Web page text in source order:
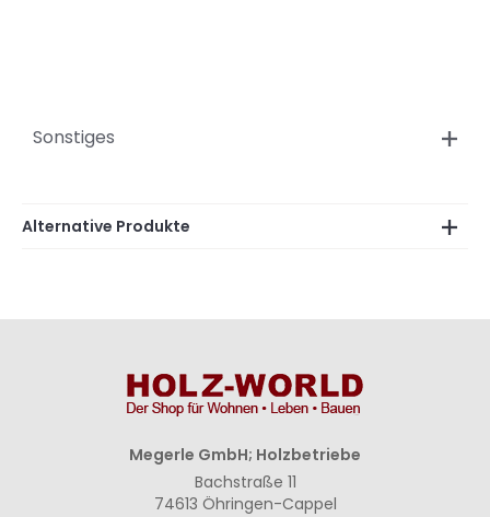
Sonstiges
Alternative Produkte
Megerle GmbH; Holzbetriebe
Bachstraße 11
74613 Öhringen-Cappel